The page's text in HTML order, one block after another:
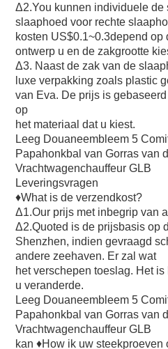
Δ2.You kunnen individuele de
slaaphoed voor rechte
kosten US$0.1~0.3depend op
ontwerp u en de zakgrootte
Δ3. Naast de zak van de
luxe verpakking zoals plastic
van Eva. De prijs is gebaseerd
op
het materiaal dat u kiest.
Leeg Douaneembleem 5
Papahonkbal van Gorras van
Vrachtwagenchauffeur GLB
Leveringsvragen
♦What is de verzendkost?
Δ1.Our prijs met inbegrip van
Δ2.Quoted is de prijsbasis op
Shenzhen, indien gevraagd
andere zeehaven. Er zal wat
het verschepen toeslag. Het
u veranderde.
Leeg Douaneembleem 5
Papahonkbal van Gorras van
Vrachtwagenchauffeur GLB
kan ♦How ik uw steekproeven